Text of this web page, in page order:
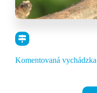
Komentovaná